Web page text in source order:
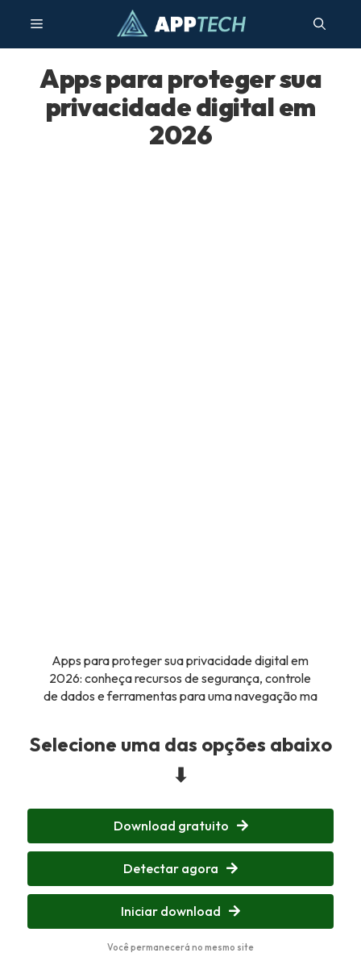
o
conteúdo
Menu
Apps para proteger sua
privacidade digital em
2026
Apps para proteger sua privacidade digital em
2026: conheça recursos de segurança, controle
de dados e ferramentas para uma navegação ma
Selecione uma das opções abaixo
⬇
Download gratuito
Detectar agora
Iniciar download
Você permanecerá no mesmo site